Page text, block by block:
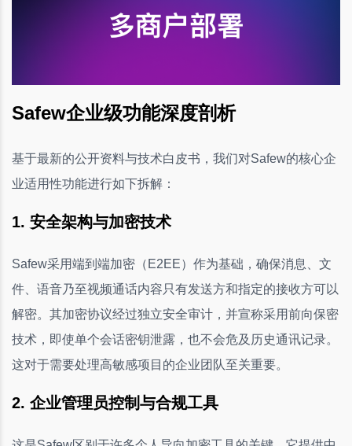
Safew企业级功能深度剖析
基于最新的公开资料与技术白皮书，我们对Safew的核心企
业适用性功能进行如下拆解：
1. 安全架构与加密技术
Safew采用端到端加密（E2EE）作为基础，确保消息、文
件、语音乃至视频通话内容只有发送方和指定的接收方可以
解密。其加密协议经过独立安全审计，并宣称采用前向保密
技术，即使单个会话密钥泄露，也不会危及历史通讯记录。
这对于需要处理高敏感项目的企业团队至关重要。
2. 企业管理员控制与合规工具